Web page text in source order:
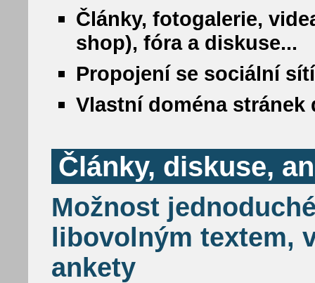
Články, fotogalerie,
shop), fóra a diskuse...
Propojení se sociální
Vlastní doména stránek
Články, diskuse,
Možnost
libovolným textem,
ankety